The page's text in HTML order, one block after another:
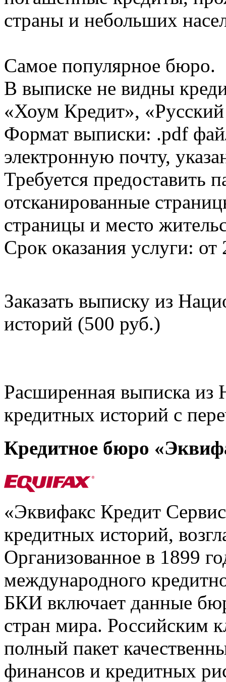
страны и небольших
Самое популярное бюро.
В выписке не видны
«Хоум Кредит»,
Формат выписки: .pdf
электронную почту,
Требуется предоставить
отсканированные
страницы и место
Срок оказания услуги: от
Заказать выписку из
историй (500 руб.)
Расширенная выписка из
кредитных историй с
Кредитное бюро
«Эквифакс Кредит
кредитных историй,
Организованное в 1899
международного
БКИ включает данные
стран мира. Российским
полный пакет
финансов и кредитных